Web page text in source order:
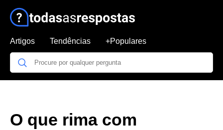
Artigos Tendências +Populares
O que rima com